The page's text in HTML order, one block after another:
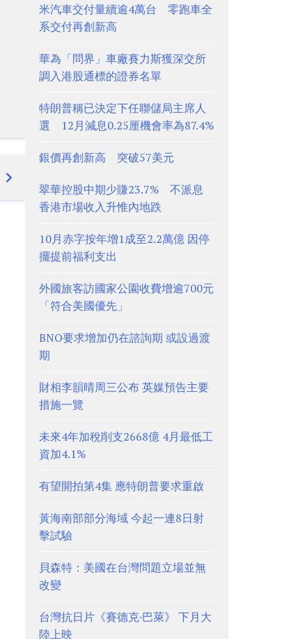
米汽車交付量續逾4萬台 零跑車全
系交付再創新高
華為「問界」車廠賽力斯獲深交所
調入港股通標的證券名單
特朗普稱已決定下任聯儲局主席人
選 12月減息0.25厘機會率為87.4%
銀價再創新高 突破57美元
翠華控股中期少賺23.7% 不派息
香港市場收入升惟內地跌
10月赤字按年增1成至2.2萬億 因停
擺提前福利支出
外國旅客訪國家公園收費增逾700元
「符合美國優先」
BNO要求增加仍在諮詢期 或設過渡
期
財相李韻晴周三公布 英媒預告主要
措施一覽
未來4年加稅削支2668億 4月最低工
資加4.1%
有望開拍第4集 應特朗普要求重啟
黃海南部部分海域 今起一連8日射
擊試驗
貝森特：美國在台灣問題立場並無
改變
台灣抗日片《賽德克·巴萊》 下月大
陸上映